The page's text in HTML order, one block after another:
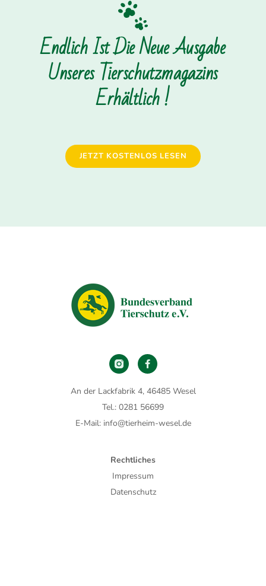
Endlich Ist Die Neue Ausgabe
Unseres Tierschutzmagazins
Erhältlich !
JETZT KOSTENLOS LESEN
An der Lackfabrik 4, 46485 Wesel
Tel.: 0281 56699
E-Mail: info@tierheim-wesel.de
Rechtliches
Impressum
Datenschutz